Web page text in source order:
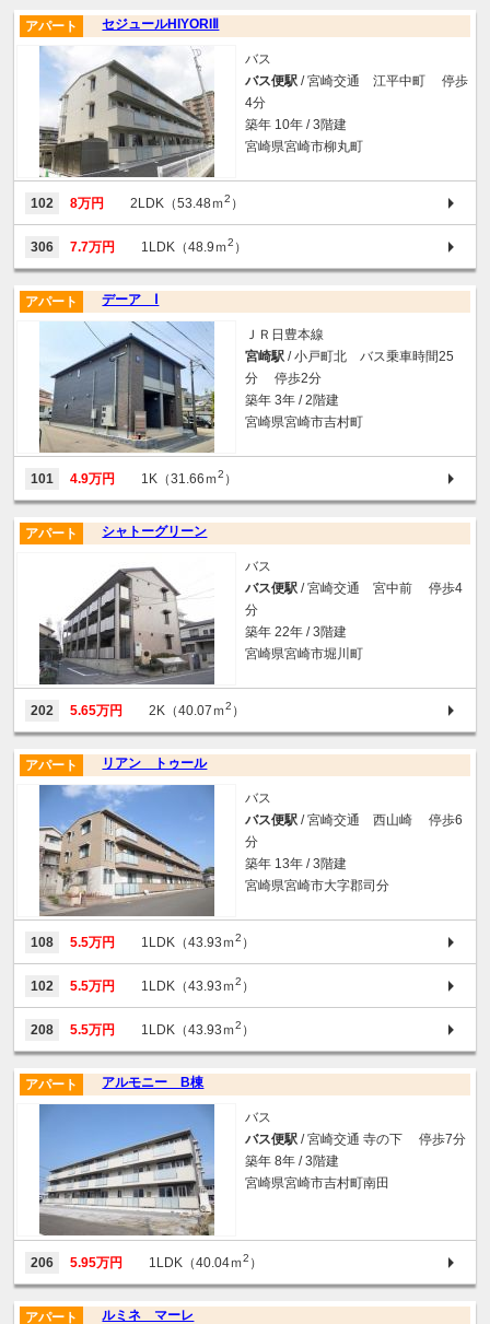
セジュールHIYORIⅡ
アパート
バス
バス便駅 / 宮崎交通 江平中町 停歩
4分
築年 10年 / 3階建
宮崎県宮崎市柳丸町
102 8万円 2LDK（53.48ｍ2 ）
306 7.7万円 1LDK（48.9ｍ2 ）
デーア Ⅰ
アパート
ＪＲ日豊本線
宮崎駅 / 小戸町北 バス乗車時間25
分 停歩2分
築年 3年 / 2階建
宮崎県宮崎市吉村町
101 4.9万円 1K（31.66ｍ2 ）
シャトーグリーン
アパート
バス
バス便駅 / 宮崎交通 宮中前 停歩4
分
築年 22年 / 3階建
宮崎県宮崎市堀川町
202 5.65万円 2K（40.07ｍ2 ）
リアン トゥール
アパート
バス
バス便駅 / 宮崎交通 西山崎 停歩6
分
築年 13年 / 3階建
宮崎県宮崎市大字郡司分
108 5.5万円 1LDK（43.93ｍ2 ）
102 5.5万円 1LDK（43.93ｍ2 ）
208 5.5万円 1LDK（43.93ｍ2 ）
アルモニー B棟
アパート
バス
バス便駅 / 宮崎交通 寺の下 停歩7分
築年 8年 / 3階建
宮崎県宮崎市吉村町南田
206 5.95万円 1LDK（40.04ｍ2 ）
ルミネ マーレ
アパート